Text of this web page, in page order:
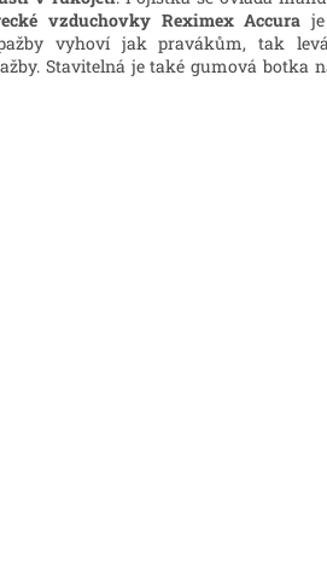
vzduchovky Reximex Accura
vyhoví jak pravákům, tak
Stavitelná je také gumová botka